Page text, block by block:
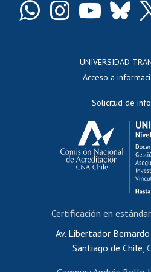
Evaluación
Calificación
Postulación al
Cursos internos de
Bienestar del
Portal de
Certificado
Certificado de
UNIVERSIDAD
Acceso a
Solicitud de
Av. Libertador
Santiago de Chile,
Certificación en